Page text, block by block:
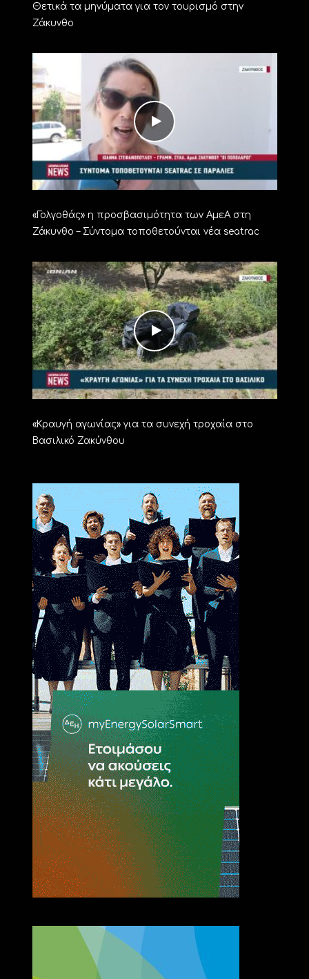
Θετικά τα μηνύματα για τον τουρισμό στην
Ζάκυνθο
«Γολγοθάς» η προσβασιμότητα των ΑμεΑ στη
Ζάκυνθο – Σύντομα τοποθετούνται νέα seatrac
«Kραυγή αγωνίας» για τα συνεχή τροχαία στο
Βασιλικό Ζακύνθου